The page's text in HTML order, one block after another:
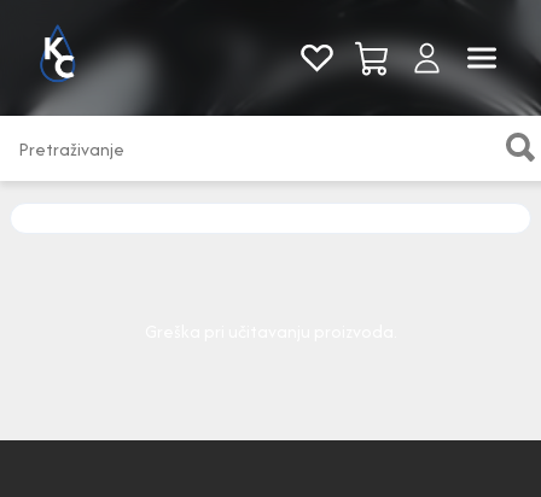
Pogledaj sve